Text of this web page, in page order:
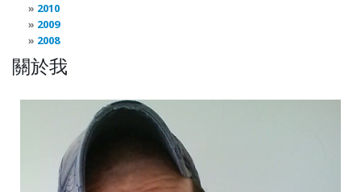
2010
2009
2008
關於我